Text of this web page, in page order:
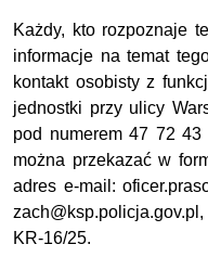
Każdy, kto rozpoznaje
informacje na temat
kontakt osobisty z
jednostki przy ulicy
pod numerem 47 72
można przekazać w
adres e-mail:
KR-16/25.